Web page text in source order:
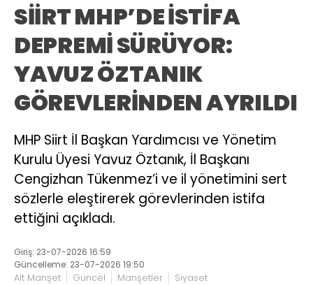
SİİRT MHP’DE İSTİFA
DEPREMİ SÜRÜYOR:
YAVUZ ÖZTANIK
GÖREVLERİNDEN AYRILDI
MHP Siirt İl Başkan Yardımcısı ve Yönetim
Kurulu Üyesi Yavuz Öztanık, İl Başkanı
Cengizhan Tükenmez’i ve il yönetimini sert
sözlerle eleştirerek görevlerinden istifa
ettiğini açıkladı.
Giriş: 23-07-2026 16:59
Güncelleme: 23-07-2026 19:50
Alt Manşet Güncel Manşetler Siyaset